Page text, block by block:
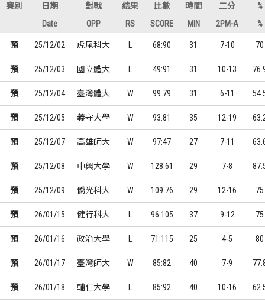
賽別 日期 對戰 結果 比數 時間 二分
%
Date
OPP RS SCORE MIN 2PM-A %
預 25/12/02 虎尾科大 68:90 31 7-10 70
預 25/12/03 國立體大 49:91 31 10-13
預 25/12/04 臺灣體大 W 99:79 31 6-11
預 25/12/05 義守大學 W 93:81 35 12-19
預 25/12/07 高雄師大 W 97:47 27 7-11
預 25/12/08 中興大學 W 128:61 29 7-8
預 25/12/09 僑光科大 W 109:76 29 12-16 75
預 26/01/15 健行科大 96:105 37 9-12 75
預 26/01/16 政治大學 71:115 25 4-5 80
預 26/01/17 臺灣師大 W 85:82 40 7-9
預 26/01/18 輔仁大學 85:92 40 10-16